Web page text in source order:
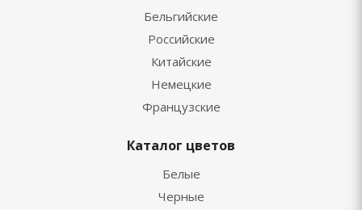
Бельгийские
Российские
Китайские
Немецкие
Французские
Каталог цветов
Белые
Черные